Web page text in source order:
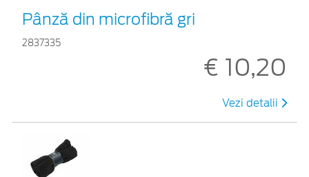
Pânză din microfibră gri
2837335
€ 10,20
Vezi detalii